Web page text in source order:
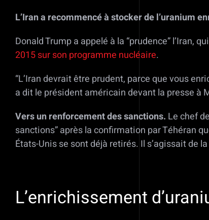
L’Iran a recommencé à stocker de l’uranium
Donald Trump a appelé à la “prudence” l’Iran,
2015 sur son programme nucléaire.
“L’Iran devrait être prudent, parce que vous
a dit le président américain devant la presse à
Vers un renforcement des sanctions. Le chef
sanctions” après la confirmation par Téhéran
États-Unis se sont déjà retirés. Il s’agissait de
L’enrichissement